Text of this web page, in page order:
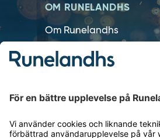
OM RUNELANDHS
Om Runelandhs
Köpvillkor
Lediga jobb
Kvalitets- och miljöpolicy